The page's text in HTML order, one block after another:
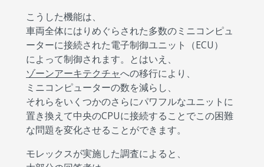
こうした機能は、
車両全体にはりめぐらされた多数のミニコンピュ
ーターに接続された電子制御ユニット（ECU）
によって制御されます。とはいえ、
ゾーンアーキテクチャへの移行により、
ミニコンピューターの数を減らし、
それらをいくつかのさらにパワフルなユニットに
置き換えて中央のCPUに接続することでこの困難
な問題を変化させることができます。
モレックスが実施した調査によると、